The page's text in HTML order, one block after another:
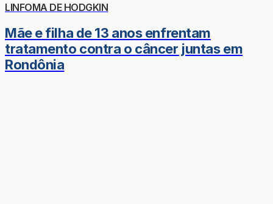
LINFOMA DE HODGKIN
Mãe e filha de 13 anos enfrentam
tratamento contra o câncer juntas em
Rondônia